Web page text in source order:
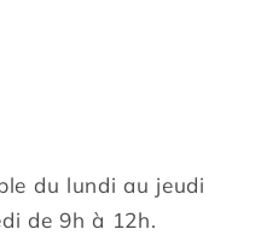
du lundi au jeudi
de 9h à 12h.